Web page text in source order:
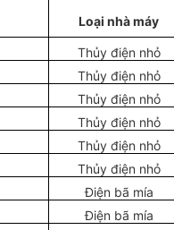
Loại nhà máy
Thủy điện nhỏ
Thủy điện nhỏ
Thủy điện nhỏ
Thủy điện nhỏ
Thủy điện nhỏ
Thủy điện nhỏ
Điện bã mía
Điện bã mía